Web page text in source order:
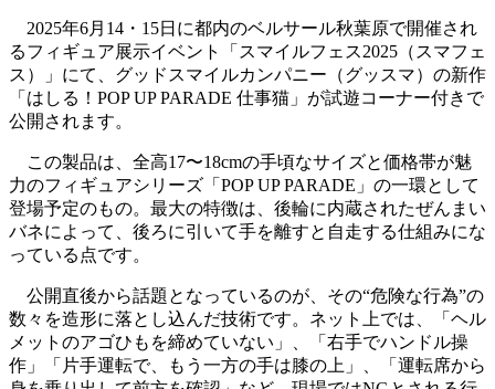
2025年6月14・15日に都内のベルサール秋葉原で開催され
るフィギュア展示イベント「スマイルフェス2025（スマフェ
ス）」にて、グッドスマイルカンパニー（グッスマ）の新作
「はしる！POP UP PARADE 仕事猫」が試遊コーナー付きで
公開されます。
この製品は、全高17〜18cmの手頃なサイズと価格帯が魅
力のフィギュアシリーズ「POP UP PARADE」の一環として
登場予定のもの。最大の特徴は、後輪に内蔵されたぜんまい
バネによって、後ろに引いて手を離すと自走する仕組みにな
っている点です。
公開直後から話題となっているのが、その“危険な行為”の
数々を造形に落とし込んだ技術です。ネット上では、「ヘル
メットのアゴひもを締めていない」、「右手でハンドル操
作」「片手運転で、もう一方の手は膝の上」、「運転席から